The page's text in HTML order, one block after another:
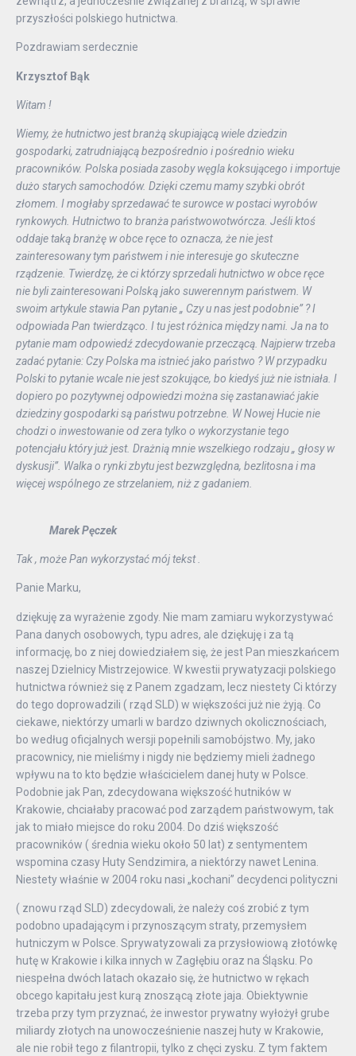
przyszłości polskiego hutnictwa.
Pozdrawiam serdecznie
Krzysztof Bąk
Witam !
Wiemy, że hutnictwo jest branżą skupiającą wiele dziedzin
gospodarki, zatrudniającą bezpośrednio i pośrednio wieku
pracowników. Polska posiada zasoby węgla koksującego i importuje
dużo starych samochodów. Dzięki czemu mamy szybki obrót
złomem. I mogłaby sprzedawać te surowce w postaci wyrobów
rynkowych. Hutnictwo to branża państwowotwórcza. Jeśli ktoś
oddaje taką branżę w obce ręce to oznacza, że nie jest
zainteresowany tym państwem i nie interesuje go skuteczne
rządzenie. Twierdzę, że ci którzy sprzedali hutnictwo w obce ręce
nie byli zainteresowani Polską jako suwerennym państwem. W
swoim artykule stawia Pan pytanie „ Czy u nas jest podobnie” ? I
odpowiada Pan twierdząco. I tu jest różnica między nami. Ja na to
pytanie mam odpowiedź zdecydowanie przeczącą. Najpierw trzeba
zadać pytanie: Czy Polska ma istnieć jako państwo ? W przypadku
Polski to pytanie wcale nie jest szokujące, bo kiedyś już nie istniała. I
dopiero po pozytywnej odpowiedzi można się zastanawiać jakie
dziedziny gospodarki są państwu potrzebne. W Nowej Hucie nie
chodzi o inwestowanie od zera tylko o wykorzystanie tego
potencjału który już jest. Drażnią mnie wszelkiego rodzaju „ głosy w
dyskusji”. Walka o rynki zbytu jest bezwzględna, bezlitosna i ma
więcej wspólnego ze strzelaniem, niż z gadaniem.
Marek Pęczek
Tak , może Pan wykorzystać mój tekst .
Panie Marku,
dziękuję za wyrażenie zgody. Nie mam zamiaru wykorzystywać
Pana danych osobowych, typu adres, ale dziękuję i za tą
informację, bo z niej dowiedziałem się, że jest Pan mieszkańcem
naszej Dzielnicy Mistrzejowice. W kwestii prywatyzacji polskiego
hutnictwa również się z Panem zgadzam, lecz niestety Ci którzy
do tego doprowadzili ( rząd SLD) w większości już nie żyją. Co
ciekawe, niektórzy umarli w bardzo dziwnych okolicznościach,
bo według oficjalnych wersji popełnili samobójstwo. My, jako
pracownicy, nie mieliśmy i nigdy nie będziemy mieli żadnego
wpływu na to kto będzie właścicielem danej huty w Polsce.
Podobnie jak Pan, zdecydowana większość hutników w
Krakowie, chciałaby pracować pod zarządem państwowym, tak
jak to miało miejsce do roku 2004. Do dziś większość
pracowników ( średnia wieku około 50 lat) z sentymentem
wspomina czasy Huty Sendzimira, a niektórzy nawet Lenina.
Niestety właśnie w 2004 roku nasi „kochani” decydenci polityczni
( znowu rząd SLD) zdecydowali, że należy coś zrobić z tym
podobno upadającym i przynoszącym straty, przemysłem
hutniczym w Polsce. Sprywatyzowali za przysłowiową złotówkę
hutę w Krakowie i kilka innych w Zagłębiu oraz na Śląsku. Po
niespełna dwóch latach okazało się, że hutnictwo w rękach
obcego kapitału jest kurą znoszącą złote jaja. Obiektywnie
trzeba przy tym przyznać, że inwestor prywatny wyłożył grube
miliardy złotych na unowocześnienie naszej huty w Krakowie,
ale nie robił tego z filantropii, tylko z chęci zysku. Z tym faktem